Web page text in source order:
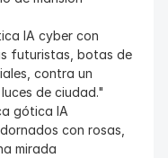
IA cyber con
futuristas, botas de
contra un
de ciudad."
gótica IA
con rosas,
mirada